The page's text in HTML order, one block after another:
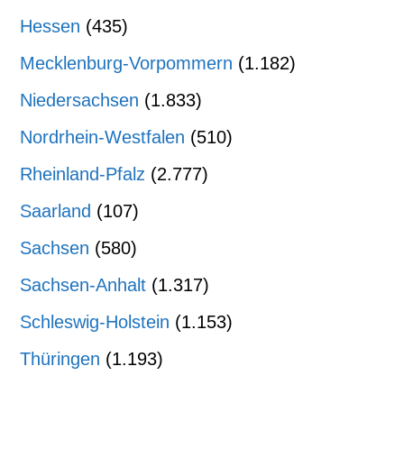
Hessen (435)
Mecklenburg-Vorpommern (1.182)
Niedersachsen (1.833)
Nordrhein-Westfalen (510)
Rheinland-Pfalz (2.777)
Saarland (107)
Sachsen (580)
Sachsen-Anhalt (1.317)
Schleswig-Holstein (1.153)
Thüringen (1.193)